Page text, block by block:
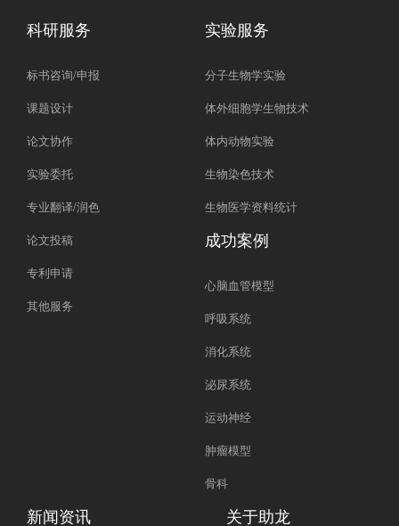
科研服务
标书咨询/申报
课题设计
论文协作
实验委托
专业翻译/润色
论文投稿
专利申请
其他服务
实验服务
分子生物学实验
体外细胞学生物技术
体内动物实验
生物染色技术
生物医学资料统计
成功案例
心脑血管模型
呼吸系统
消化系统
泌尿系统
运动神经
肿瘤模型
骨科
新闻资讯 关于助龙